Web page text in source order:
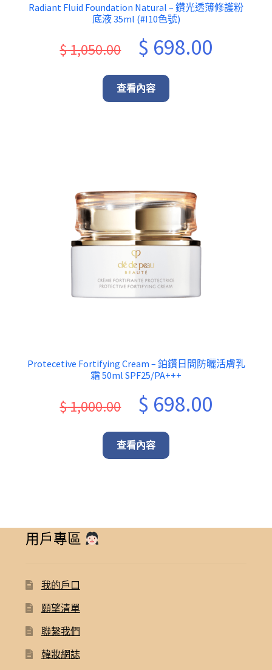
Radiant Fluid Foundation Natural – 鑽光透薄修護粉
底液 35ml (#I10色號)
$1,050.00
Original
price
was:
$ 698.00Current
查看內容
Protecetive Fortifying Cream – 鉑鑽日間防曬活膚乳
霜 50ml SPF25/PA+++
$1,000.00
Original
price
was:
$ 698.00Current
查看內容
用戶專區
我的戶口
願望清單
聯繫我們
韓妝網誌